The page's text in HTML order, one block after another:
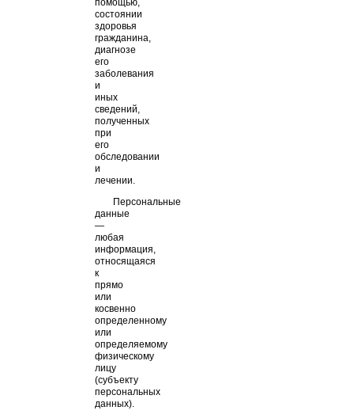
состоянии
здоровья
гражданина,
диагнозе
его
заболевания
и
иных
сведений,
полученных
при
его
обследовании
и
лечении.
Персональные
данные
—
любая
информация,
относящаяся
к
прямо
или
косвенно
определенному
или
определяемому
физическому
лицу
(субъекту
персональных
данных).